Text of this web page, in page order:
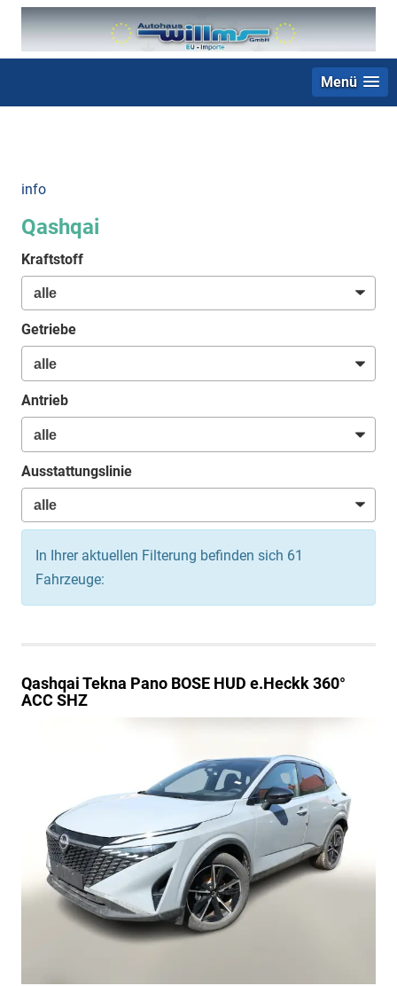
Menü
info
Qashqai
Kraftstoff
Getriebe
Antrieb
Ausstattungslinie
In Ihrer aktuellen Filterung befinden sich 61
Fahrzeuge:
QashqaiTekna Pano BOSE HUD e.Heckk 360°
ACC SHZ